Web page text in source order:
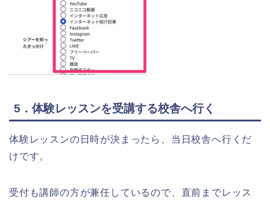
5．体験レッスンを受講する校舎へ行く
体験レッスンの日時が決まったら、当日校舎へ行くだ
けです。
受付も講師の方が兼任しているので、直前までレッス